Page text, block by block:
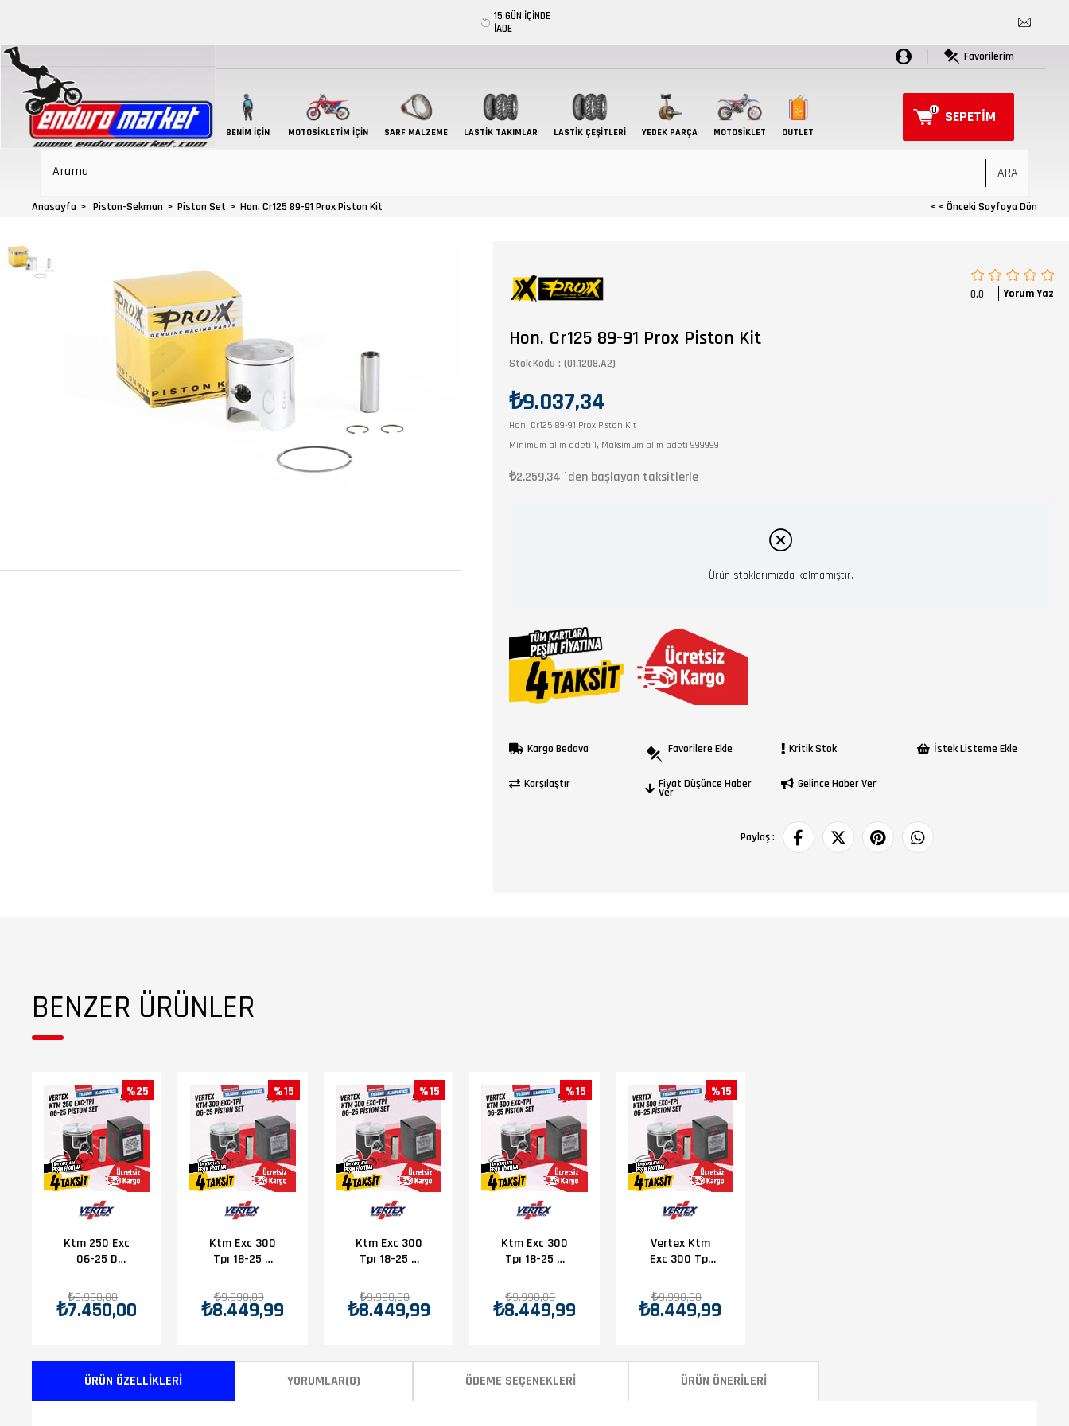
15 GÜN İÇİNDE
İADE
Favorilerim
BENIM İÇIN MOTOSIKLETIM İÇIN SARF MALZEME LASTIK TAKIMLAR LASTİK ÇEŞİTLERİ YEDEK PARÇA MOTOSIKLET OUTLET
SEPETIM
0
Anasayfa Piston-Sekman Piston Set Hon. Cr125 89-91 Prox Piston Kit < < Önceki Sayfaya Dön
Hon. Cr125 89-91 Prox Piston Kit
Stok Kodu (01.1208.A2)
₺9.037,34
Hon. Cr125 89-91 Prox Piston Kit
Minimum alım adeti 1, Maksimum alım adeti 999999
₺2.259,34 `den başlayan taksitlerle
Ürün stoklarımızda kalmamıştır.
Kargo Bedava Favorilere Ekle Kritik Stok İstek Listeme Ekle
Karşılaştır Fiyat Düşünce Haber
Ver
Gelince Haber Ver
Paylaş :
0.0 Yorum Yaz
BENZER ÜRÜNLER
Ktm 250 Exc
06-25 D
₺7.450,00
₺9.900,00
%25
Ktm Exc 300
Tpı 18-25 A
₺8.449,99
₺9.990,00
%15
Ktm Exc 300
Tpı 18-25 B
₺8.449,99
₺9.990,00
%15
Ktm Exc 300
Tpı 18-25 C
₺8.449,99
₺9.990,00
%15
Vertex Ktm
Exc 300 Tpı
Piston
D.71.955
₺8.449,99
₺9.990,00
%15
ÜRÜN ÖZELLIKLERI YORUMLAR(0) ÖDEME SEÇENEKLERI ÜRÜN ÖNERILERI